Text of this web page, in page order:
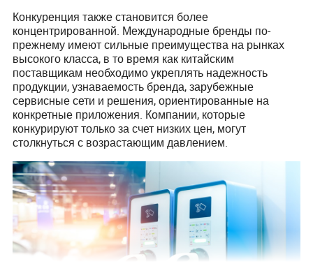
Конкуренция также становится более
концентрированной. Международные бренды по-
прежнему имеют сильные преимущества на рынках
высокого класса, в то время как китайским
поставщикам необходимо укреплять надежность
продукции, узнаваемость бренда, зарубежные
сервисные сети и решения, ориентированные на
конкретные приложения. Компании, которые
конкурируют только за счет низких цен, могут
столкнуться с возрастающим давлением.